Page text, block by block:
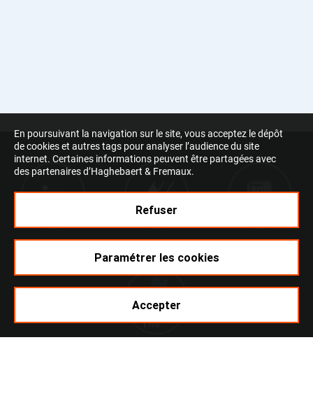
En poursuivant la navigation sur le site, vous acceptez le dépôt
de cookies et autres tags pour analyser l’audience du site
internet. Certaines informations peuvent être partagées avec
des partenaires d’Haghebaert & Fremaux.
Refuser
Paramétrer les cookies
Accepter